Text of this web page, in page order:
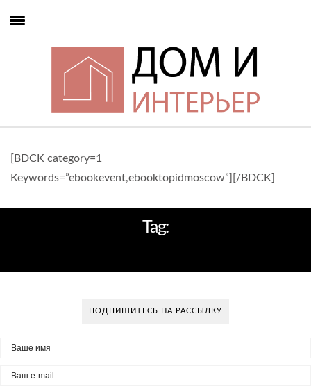
[BDCK category=1
Keywords=”ebookevent,ebooktopidmoscow”][/BDCK]
Tag:
ПОДПИШИТЕСЬ НА РАССЫЛКУ